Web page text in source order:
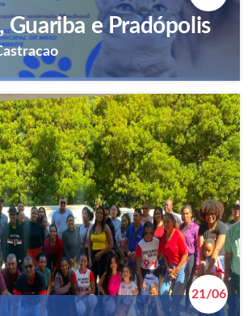
Guariba e Pradópolis
21/06